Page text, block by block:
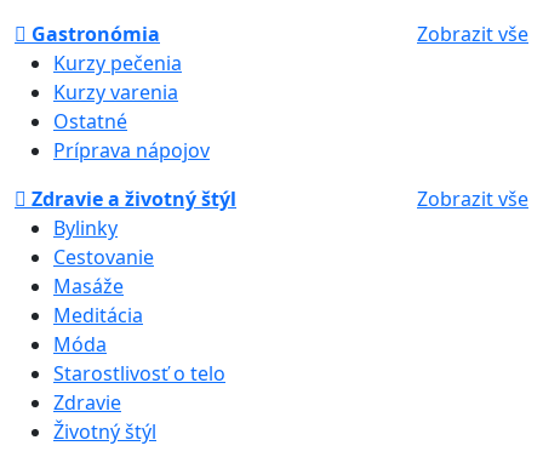
Gastronómia
Zobrazit vše
Kurzy pečenia
Kurzy varenia
Ostatné
Príprava nápojov
Zdravie a životný štýl
Zobrazit vše
Bylinky
Cestovanie
Masáže
Meditácia
Móda
Starostlivosť o telo
Zdravie
Životný štýl